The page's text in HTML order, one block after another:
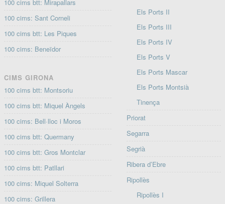
100 cims btt: Mirapallars
100 cims: Sant Corneli
100 cims btt: Les Piques
100 cims: Beneïdor
CIMS GIRONA
100 cims btt: Montsoriu
100 cims btt: Miquel Àngels
100 cims: Bell·lloc i Moros
100 cims btt: Quermany
100 cims btt: Gros Montclar
100 cims btt: Patllari
100 cims: Miquel Solterra
100 cims: Grillera
Els Ports II
Els Ports III
Els Ports IV
Els Ports V
Els Ports Mascar
Els Ports Montsià
Tinença
Priorat
Segarra
Segrià
Ribera d’Ebre
Ripollès
Ripollès I